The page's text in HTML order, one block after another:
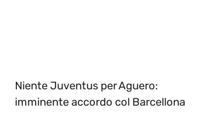
Niente Juventus per Aguero:
imminente accordo col Barcellona